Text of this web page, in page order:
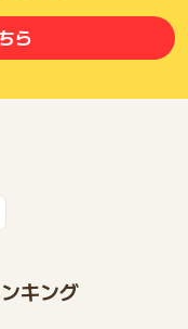
ら
キング